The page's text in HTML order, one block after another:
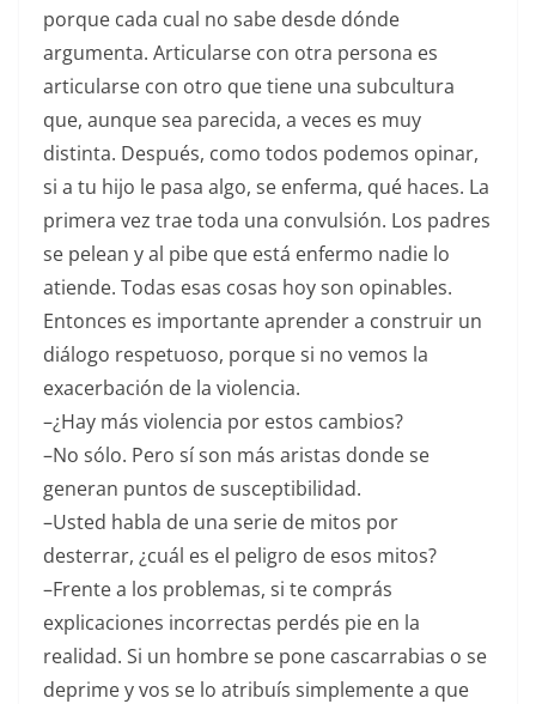
porque cada cual no sabe desde dónde
argumenta. Articularse con otra persona es
articularse con otro que tiene una subcultura
que, aunque sea parecida, a veces es muy
distinta. Después, como todos podemos opinar,
si a tu hijo le pasa algo, se enferma, qué haces. La
primera vez trae toda una convulsión. Los padres
se pelean y al pibe que está enfermo nadie lo
atiende. Todas esas cosas hoy son opinables.
Entonces es importante aprender a construir un
diálogo respetuoso, porque si no vemos la
exacerbación de la violencia.
–¿Hay más violencia por estos cambios?
–No sólo. Pero sí son más aristas donde se
generan puntos de susceptibilidad.
–Usted habla de una serie de mitos por
desterrar, ¿cuál es el peligro de esos mitos?
–Frente a los problemas, si te comprás
explicaciones incorrectas perdés pie en la
realidad. Si un hombre se pone cascarrabias o se
deprime y vos se lo atribuís simplemente a que